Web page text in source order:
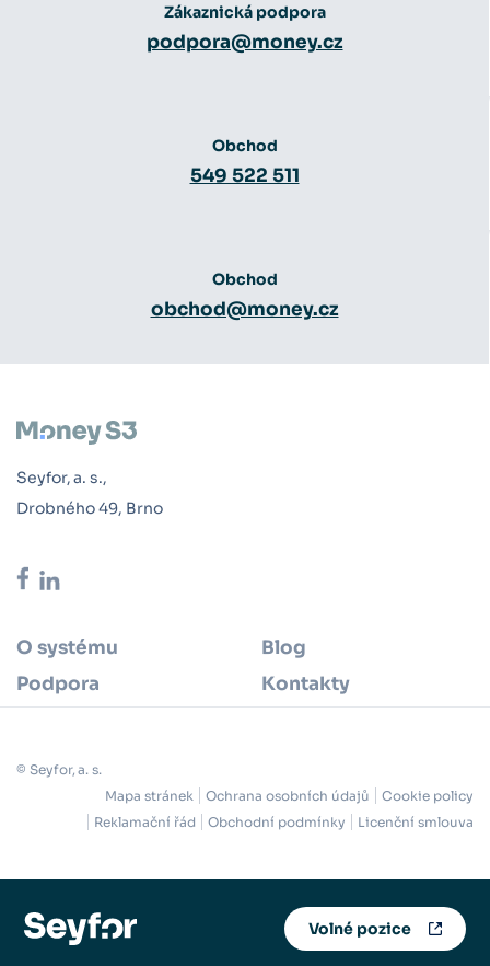
Zákaznická podpora
podpora@money.cz
Obchod
549 522 511
Obchod
obchod@money.cz
Seyfor, a. s.,
Drobného 49, Brno
O systému
Blog
Podpora
Kontakty
© Seyfor, a. s.
Mapa stránek
Ochrana osobních údajů
Cookie policy
Reklamační řád
Obchodní podmínky Licenční smlouva
Volné pozice